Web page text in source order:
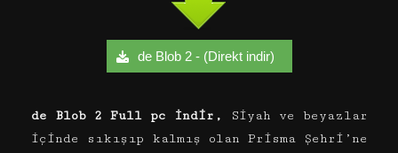
de Blob 2 - (Direkt indir)
de Blob 2 Full pc İndir,
Siyah ve beyazlar
içinde sıkışıp kalmış olan Prisma Şehri’ne